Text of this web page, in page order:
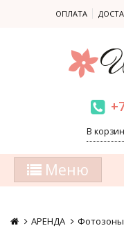
ОПЛАТА
В
Меню
АРЕНДА